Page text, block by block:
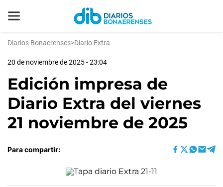
Diarios Bonaerenses>Diario Extra
20 de noviembre de 2025 - 23:04
Edición impresa de
Diario Extra del viernes
21 noviembre de 2025
Para compartir: